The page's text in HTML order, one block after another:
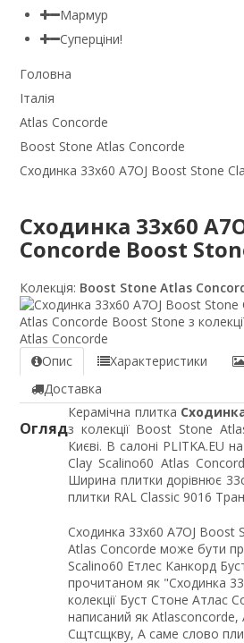
Мармур
Суперціни!
Головна
Італія
Atlas Concorde
Boost Stone Atlas Concorde
Сходинка 33x60 A7OJ Boost Stone
Сходинка 33x60
Concorde Boost
Колекція: Boost Stone Atlas
Опис Характеристики
Доставка
Огляд
Керамічна плитка
з колекції Boost Stone
Києві. В салоні PLITKA.EU на
Clay Scalino60 Atlas
Ширина плитки дорівнює
плитки RAL Classic 9016
Сходинка 33x60 A7OJ Boost
Atlas Concorde може бути
Scalino60 Етлес Канкорд
прочитаном як "Сходинка
колекції Буст Стоне Атлас
написаний як Atlasconcorde,
Сщтсщкву, А саме слово